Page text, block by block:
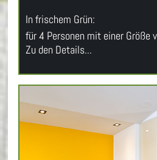
In frischem Grün:
für 4 Personen mit einer Größe
Zu den Details...